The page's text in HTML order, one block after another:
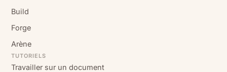
Build
Forge
Arène
TUTORIELS
Travailler sur un document